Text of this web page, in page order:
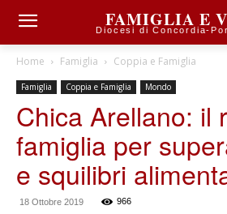
FAMIGLIA E
Diocesi di Concordia-
Home Famiglia Coppia e Famiglia
Famiglia Coppia e Famiglia Mondo
Chica Arellano: il
famiglia per
e squilibri
18 Ottobre 2019 966